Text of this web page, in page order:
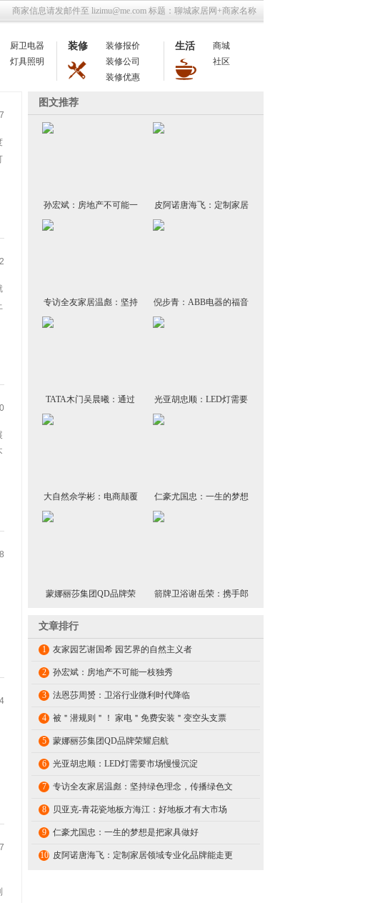
商家信息请发邮件至 lizimu@me.com 标题：聊城家居网+商家名称
厨卫电器
灯具照明
装修
装修报价
装修公司
装修优惠
生活
商城
社区
图文推荐
孙宏斌：房地产不可能一
皮阿诺唐海飞：定制家居
领域专业化品牌能走更远
专访全友家居温彪：坚持
绿色理念，传播绿色文化
倪步青：ABB电器的福音
用创新打造美好世界
TATA木门吴晨曦：通过
产品创新引领行业变革
光亚胡忠顺：LED灯需要
大自然佘学彬：电商颠覆
渠道 聚焦产品与体验
仁豪尤国忠：一生的梦想
蒙娜丽莎集团QD品牌荣
箭牌卫浴谢岳荣：携手郎
文章排行
1 友家园艺谢国希 园艺界的自然主义者
2 孙宏斌：房地产不可能一枝独秀
3 法恩莎周赟：卫浴行业微利时代降临
4 被＂潜规则＂！ 家电＂免费安装＂变空头支票
5 蒙娜丽莎集团QD品牌荣耀启航
6 光亚胡忠顺：LED灯需要市场慢慢沉淀
7 专访全友家居温彪：坚持绿色理念，传播绿色文
8 贝亚克-青花瓷地板方海江：好地板才有大市场
9 仁豪尤国忠：一生的梦想是把家具做好
10 皮阿诺唐海飞：定制家居领域专业化品牌能走更